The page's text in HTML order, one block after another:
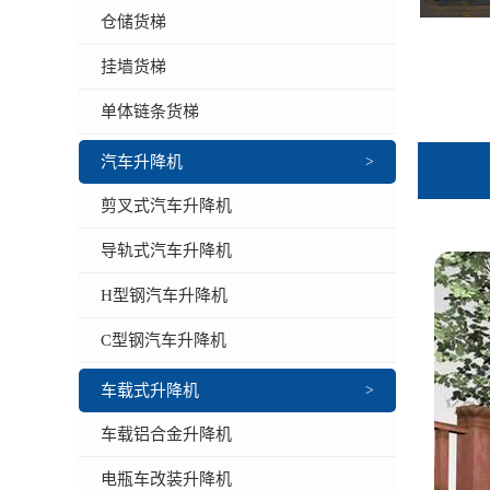
仓储货梯
挂墙货梯
单体链条货梯
汽车升降机 >
剪叉式汽车升降机
导轨式汽车升降机
H型钢汽车升降机
C型钢汽车升降机
车载式升降机 >
车载铝合金升降机
电瓶车改装升降机